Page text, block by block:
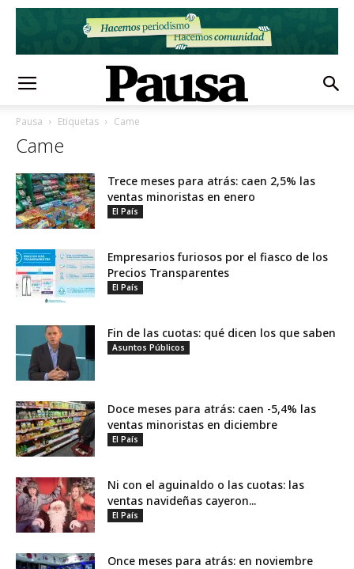
Pausa Etiquetas Came
Came
Trece meses para atrás: caen 2,5% las
ventas minoristas en enero
El País
Empresarios furiosos por el fiasco de los
Precios Transparentes
El País
Fin de las cuotas: qué dicen los que saben
Asuntos Públicos
Doce meses para atrás: caen -5,4% las
ventas minoristas en diciembre
El País
Ni con el aguinaldo o las cuotas: las
ventas navideñas cayeron...
El País
Once meses para atrás: en noviembre